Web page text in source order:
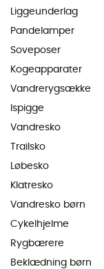
Liggeunderlag
Pandelamper
Soveposer
Kogeapparater
Vandrerygsække
Ispigge
Vandresko
Trailsko
Løbesko
Klatresko
Vandresko børn
Cykelhjelme
Rygbærere
Beklædning børn